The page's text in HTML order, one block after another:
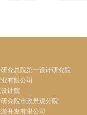
究总院第一设计研究院
有限公司
计院
究院市政景观分院
开发有限公司